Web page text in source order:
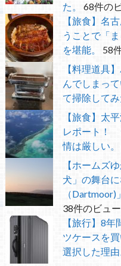
た。
68件の
【旅食】名
うことで「
を堪能。
58
【料理道具
んでしまっ
て掃除してみ
【旅食】太
レポート！
情は厳しい。
【ホームズ
犬」の舞台
（Dartmoor)
38件のビュー
【旅行】8
ツケースを
選択した理由